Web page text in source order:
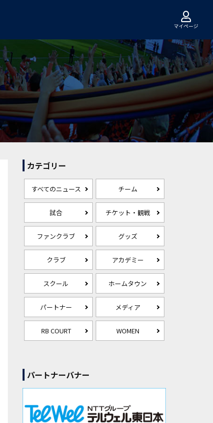
マイページ
カテゴリー
すべてのニュース チーム
試合 チケット・観戦
ファンクラブ グッズ
クラブ アカデミー
スクール ホームタウン
パートナー メディア
RB COURT WOMEN
パートナーバナー